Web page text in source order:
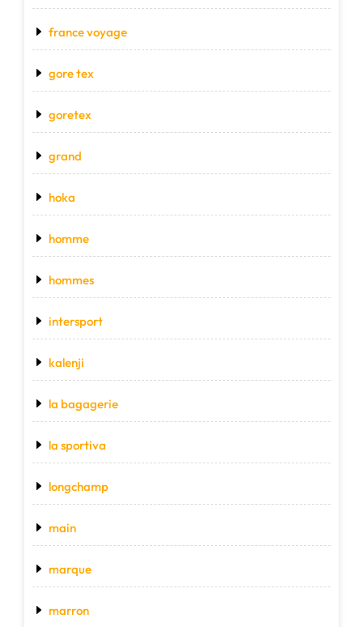
france voyage
gore tex
goretex
grand
hoka
homme
hommes
intersport
kalenji
la bagagerie
la sportiva
longchamp
main
marque
marron